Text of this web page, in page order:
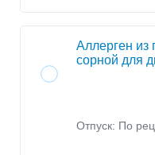
Аллерген из
сорной для
Отпуск: По